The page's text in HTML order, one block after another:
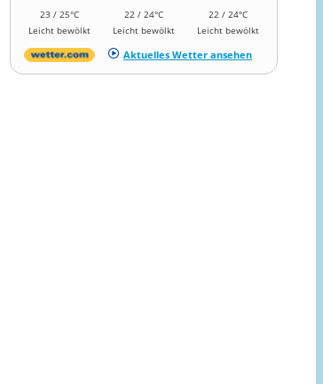
23 / 25°C
Leicht bewölkt
22 / 24°C
Leicht bewölkt
22 / 24°C
Leicht bewölkt
Aktuelles Wetter ansehen